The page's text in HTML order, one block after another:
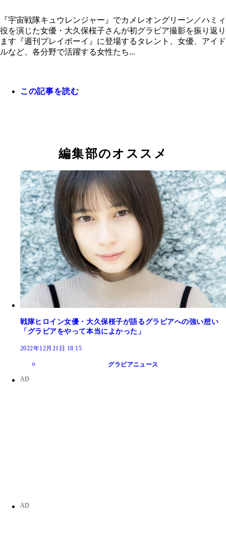
大久保桜子デジタル写真集『Dearest』（撮影／東
より
大久保桜子デジタル写真集『Dearest』撮影／東京
格／1650円（税込）
『宇宙戦隊キュウレンジャー』でカメレオングリーン／ハミィ
役を演じた女優・大久保桜子さんが初グラビア撮影を振り返り
ます『週刊プレイボーイ』に登場するタレント、女優、アイド
ルなど、各分野で活躍する女性たち...
この記事を読む
編集部のオススメ
戦隊ヒロイン女優・大久保桜子が語るグラビアへの強い想い
「グラビアをやって本当によかった」
2022年12月21日 18:15
グラビアニュース